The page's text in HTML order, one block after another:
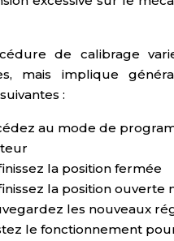
de calibrage
mais implique
:
au mode de
la position fermée
la position ouverte
les nouveaux
le fonctionnement